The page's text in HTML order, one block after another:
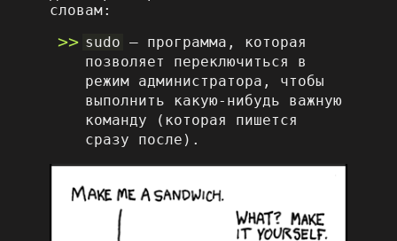
словам:
sudo – программа, которая
позволяет переключиться в
режим администратора, чтобы
выполнить какую-нибудь важную
команду (которая пишется
сразу после).